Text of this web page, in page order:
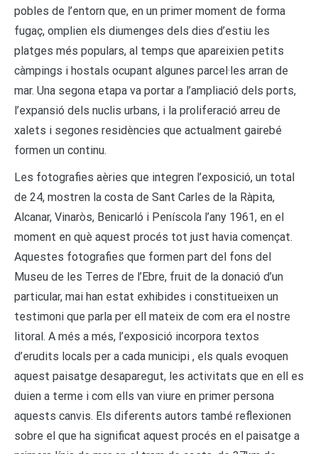
pobles de l’entorn que, en un primer moment de forma
fugaç, omplien els diumenges dels dies d’estiu les
platges més populars, al temps que apareixien petits
càmpings i hostals ocupant algunes parcel·les arran de
mar. Una segona etapa va portar a l’ampliació dels ports,
l’expansió dels nuclis urbans, i la proliferació arreu de
xalets i segones residències que actualment gairebé
formen un continu.
Les fotografies aèries que integren l’exposició, un total
de 24, mostren la costa de Sant Carles de la Ràpita,
Alcanar, Vinaròs, Benicarló i Peníscola l’any 1961, en el
moment en què aquest procés tot just havia començat.
Aquestes fotografies que formen part del fons del
Museu de les Terres de l’Ebre, fruit de la donació d’un
particular, mai han estat exhibides i constitueixen un
testimoni que parla per ell mateix de com era el nostre
litoral. A més a més, l’exposició incorpora textos
d’erudits locals per a cada municipi , els quals evoquen
aquest paisatge desaparegut, les activitats que en ell es
duien a terme i com ells van viure en primer persona
aquests canvis. Els diferents autors també reflexionen
sobre el que ha significat aquest procés en el paisatge a